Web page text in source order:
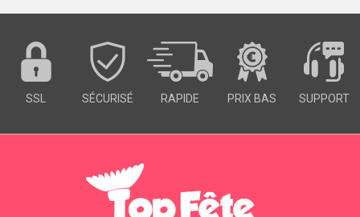
SSL SÉCURISÉ RAPIDE PRIX BAS SUPPORT